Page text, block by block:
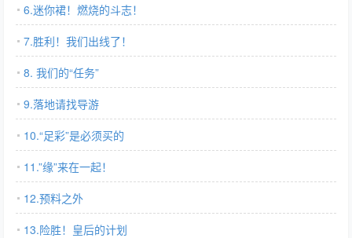
6.迷你裙！燃烧的斗志！
7.胜利！我们出线了！
8. 我们的“任务”
9.落地请找导游
10.“足彩”是必须买的
11.”缘”来在一起！
12.预料之外
13.险胜！皇后的计划